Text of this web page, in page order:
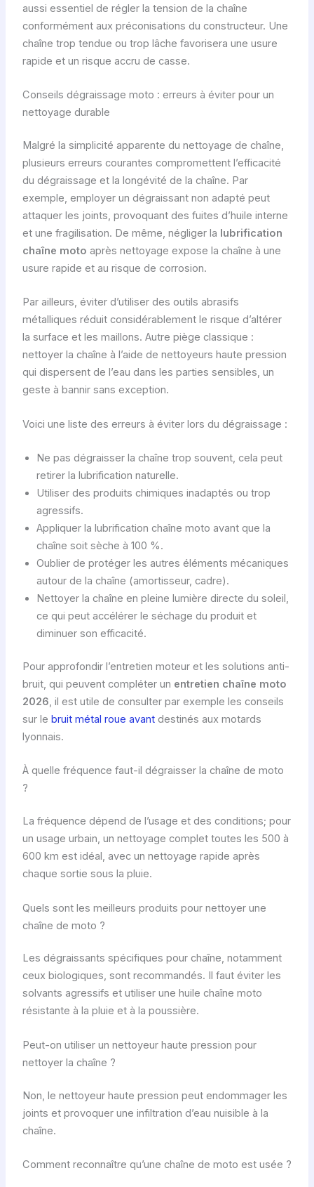
aussi essentiel de régler la tension de la chaîne
conformément aux préconisations du constructeur. Une
chaîne trop tendue ou trop lâche favorisera une usure
rapide et un risque accru de casse.
Conseils dégraissage moto : erreurs à éviter pour un
nettoyage durable
Malgré la simplicité apparente du nettoyage de chaîne,
plusieurs erreurs courantes compromettent l’efficacité
du dégraissage et la longévité de la chaîne. Par
exemple, employer un dégraissant non adapté peut
attaquer les joints, provoquant des fuites d’huile interne
et une fragilisation. De même, négliger la lubrification
chaîne moto après nettoyage expose la chaîne à une
usure rapide et au risque de corrosion.
Par ailleurs, éviter d’utiliser des outils abrasifs
métalliques réduit considérablement le risque d’altérer
la surface et les maillons. Autre piège classique :
nettoyer la chaîne à l’aide de nettoyeurs haute pression
qui dispersent de l’eau dans les parties sensibles, un
geste à bannir sans exception.
Voici une liste des erreurs à éviter lors du dégraissage :
Ne pas dégraisser la chaîne trop souvent, cela peut
retirer la lubrification naturelle.
Utiliser des produits chimiques inadaptés ou trop
agressifs.
Appliquer la lubrification chaîne moto avant que la
chaîne soit sèche à 100 %.
Oublier de protéger les autres éléments mécaniques
autour de la chaîne (amortisseur, cadre).
Nettoyer la chaîne en pleine lumière directe du soleil,
ce qui peut accélérer le séchage du produit et
diminuer son efficacité.
Pour approfondir l’entretien moteur et les solutions anti-
bruit, qui peuvent compléter un entretien chaîne moto
2026, il est utile de consulter par exemple les conseils
sur le bruit métal roue avantdestinés aux motards
lyonnais.
À quelle fréquence faut-il dégraisser la chaîne de moto
?
La fréquence dépend de l’usage et des conditions; pour
un usage urbain, un nettoyage complet toutes les 500 à
600 km est idéal, avec un nettoyage rapide après
chaque sortie sous la pluie.
Quels sont les meilleurs produits pour nettoyer une
chaîne de moto ?
Les dégraissants spécifiques pour chaîne, notamment
ceux biologiques, sont recommandés. Il faut éviter les
solvants agressifs et utiliser une huile chaîne moto
résistante à la pluie et à la poussière.
Peut-on utiliser un nettoyeur haute pression pour
nettoyer la chaîne ?
Non, le nettoyeur haute pression peut endommager les
joints et provoquer une infiltration d’eau nuisible à la
chaîne.
Comment reconnaître qu’une chaîne de moto est usée ?